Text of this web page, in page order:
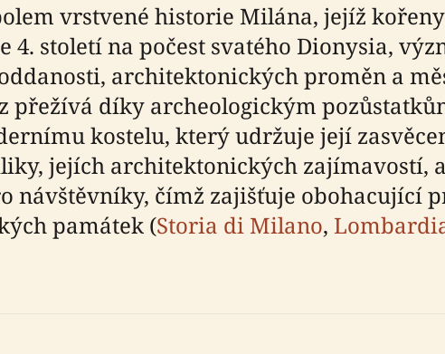
vrstvené historie Milána, jejíž
4. století na počest svatého Dionysia,
architektonických proměn a
přežívá díky archeologickým
kostelu, který udržuje její
jejích architektonických zajímavostí,
čímž zajišťuje obohacující
památek (Storia di Milano,